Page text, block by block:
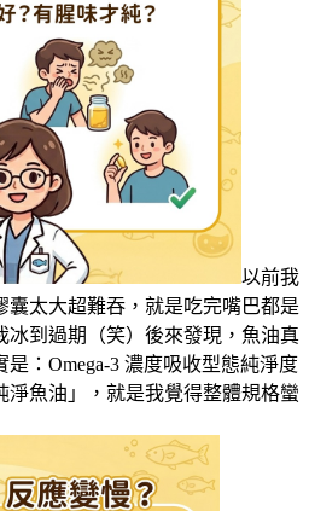
以前我
囊太大超難吞，就是吃完嘴巴都是
冰到過期（笑）後來發現，魚油真
：Omega-3 濃度吸收型態純淨度
淨魚油」，就是我覺得整體規格蠻